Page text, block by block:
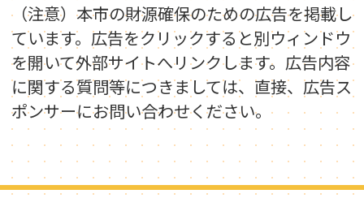
（注意）本市の財源確保のための広告を掲載し
ています。広告をクリックすると別ウィンドウ
を開いて外部サイトへリンクします。広告内容
に関する質問等につきましては、直接、広告ス
ポンサーにお問い合わせください。